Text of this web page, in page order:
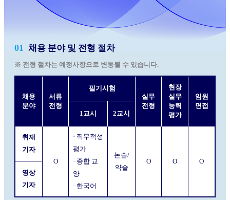
01 채용 분야 및 전형 절차
※ 전형 절차는 예정사항으로 변동될 수 있습니다.
채용
분야
서류
전형
필기시험
실무
전형
현장
실무
능력
평가
임원
면접
1교시
2교시
취재
기자
O
· 직무적성
평가
· 종합 교
양
· 한국어
논술/
약술
O O
O
영상
기자